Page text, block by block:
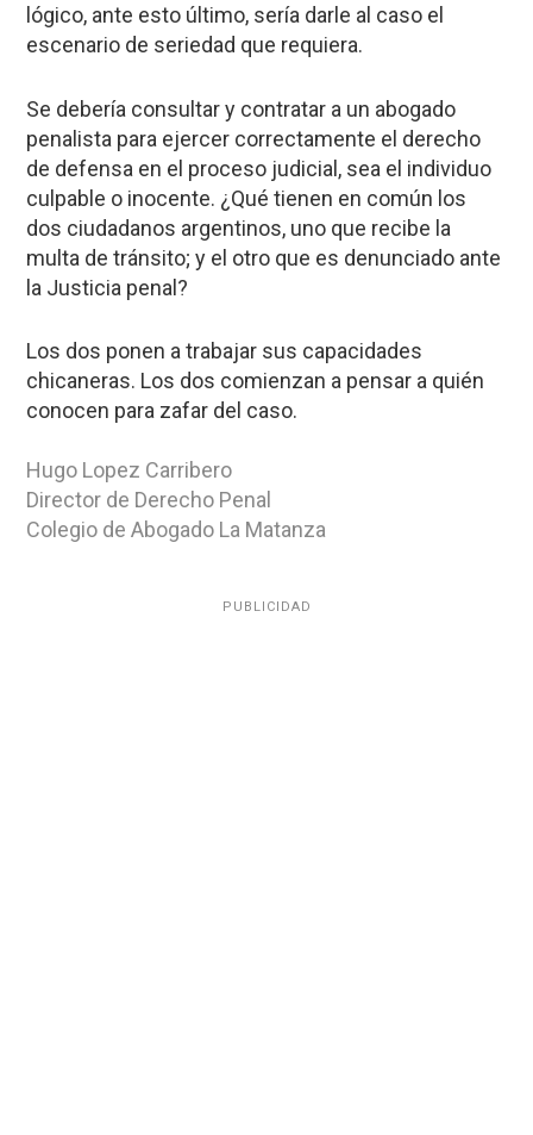
lógico, ante esto último, sería darle al caso el
escenario de seriedad que requiera.
Se debería consultar y contratar a un abogado
penalista para ejercer correctamente el derecho
de defensa en el proceso judicial, sea el individuo
culpable o inocente. ¿Qué tienen en común los
dos ciudadanos argentinos, uno que recibe la
multa de tránsito; y el otro que es denunciado ante
la Justicia penal?
Los dos ponen a trabajar sus capacidades
chicaneras. Los dos comienzan a pensar a quién
conocen para zafar del caso.
Hugo Lopez Carribero
Director de Derecho Penal
Colegio de Abogado La Matanza
PUBLICIDAD